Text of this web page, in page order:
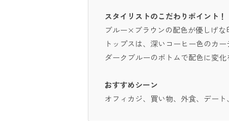
スタイリストのこだわりポイント！
ブルー×ブラウンの配色が優しげな
トップスは、深いコーヒー色のカ
ダークブルーのボトムで配色に変
おすすめシーン
オフィカジ、買い物、外食、デート